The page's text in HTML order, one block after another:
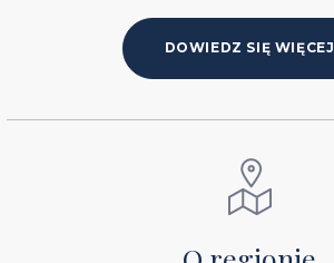
DOWIEDZ SIĘ WIĘCEJ